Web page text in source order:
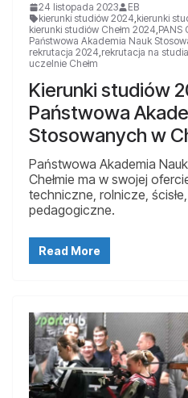
24 listopada 2023
EB
kierunki studiów 2024,kierunki
kierunki studiów Chełm 2024,PANS
Państwowa Akademia Nauk
rekrutacja 2024,rekrutacja na
uczelnie Chełm
Kierunki studiów
Państwowa
Stosowanych w
Państwowa Akademia
Chełmie ma w swojej
techniczne, rolnicze,
pedagogiczne.
Read More